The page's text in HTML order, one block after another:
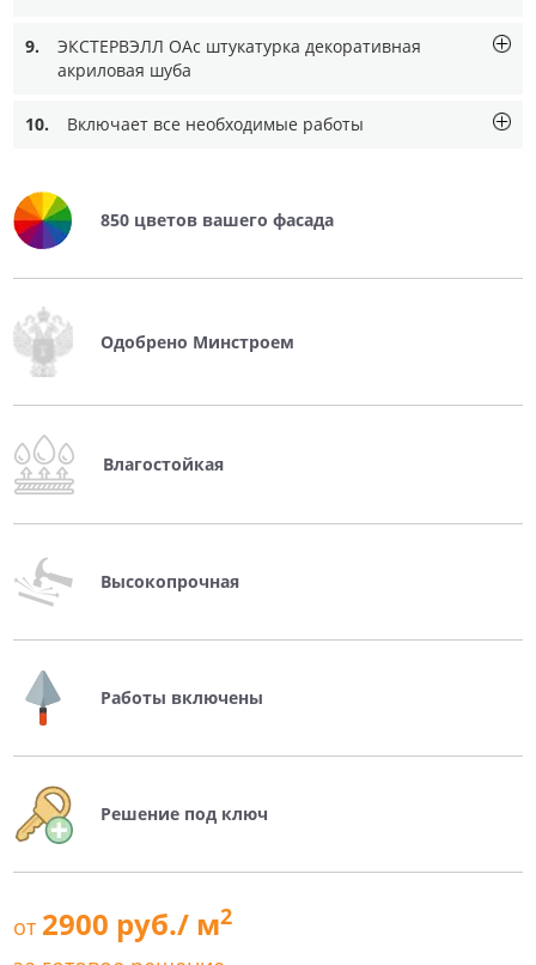
9.
ЭКСТЕРВЭЛЛ ОАc штукатурка декоративная
акриловая шуба
10. Включает все необходимые работы
850 цветов вашего фасада
Одобрено Минстроем
Влагостойкая
Высокопрочная
Работы включены
Решение под ключ
от 2900 руб./ м2